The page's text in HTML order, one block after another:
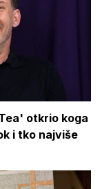
otkrio koga
i tko najviše